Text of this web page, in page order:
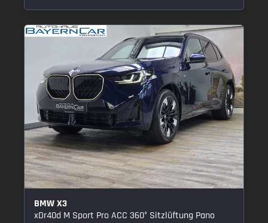
BMW X3
xDr40d M Sport Pro ACC 360° Sitzlüftung Pano